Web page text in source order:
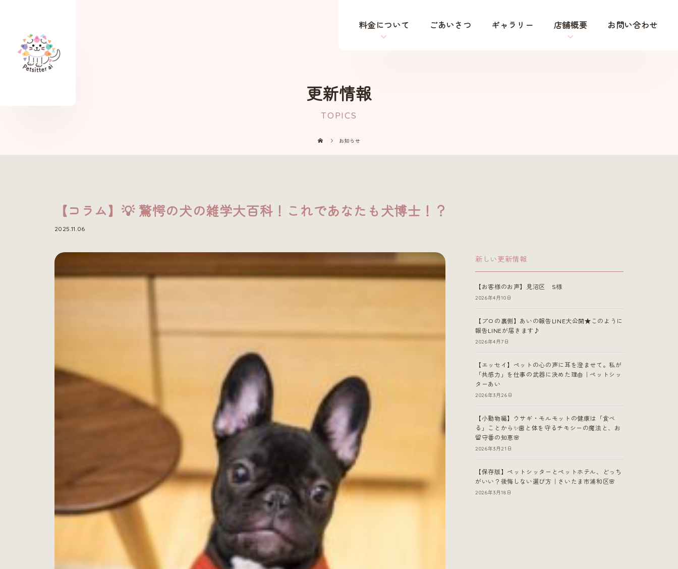
料金について ごあいさつ ギャラリー 店舗概要 お問い合わせ
更新情報
TOPICS
お知らせ
【コラム】💡 驚愕の犬の雑学大百科！これであなたも犬博士！？
2025.11.06
新しい更新情報
【お客様のお声】見沼区 S様
2026年4月10日
【プロの裏側】あいの報告LINE大公開★このように
報告LINEが届きます♪
2026年4月7日
【エッセイ】ペットの心の声に耳を澄ませて。私が
「共感力」を仕事の武器に決めた理由｜ペットシッ
ターあい
2026年3月26日
【小動物編】ウサギ・モルモットの健康は「食べ
る」ことから✨歯と体を守るチモシーの魔法と、お
留守番の知恵🌸
2026年3月21日
【保存版】ペットシッターとペットホテル、どっち
がいい？後悔しない選び方｜さいたま市浦和区🌸
2026年3月18日